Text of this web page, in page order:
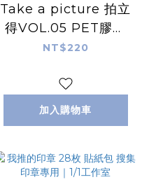
Take a picture 拍立
得VOL.05 PET膠帶
｜1/1工作室
NT$220
加入購物車